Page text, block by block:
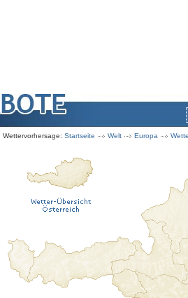
Wettervorhersage: Startseite Welt Europa